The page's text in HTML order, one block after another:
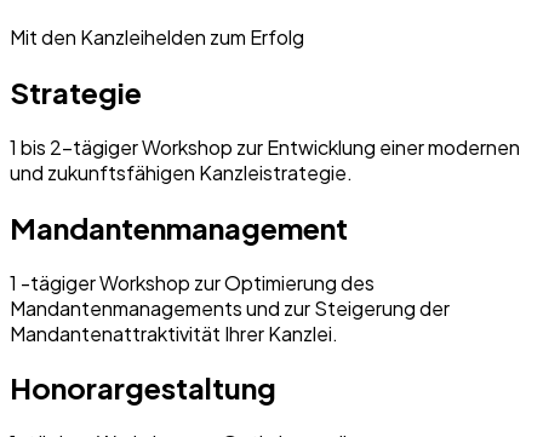
Mit den Kanzleihelden zum Erfolg
Strategie
1 bis 2-tägiger Workshop zur Entwicklung einer modernen
und zukunftsfähigen Kanzleistrategie.
Mandantenmanagement
1 -tägiger Workshop zur Optimierung des
Mandantenmanagements und zur Steigerung der
Mandantenattraktivität Ihrer Kanzlei.
Honorargestaltung